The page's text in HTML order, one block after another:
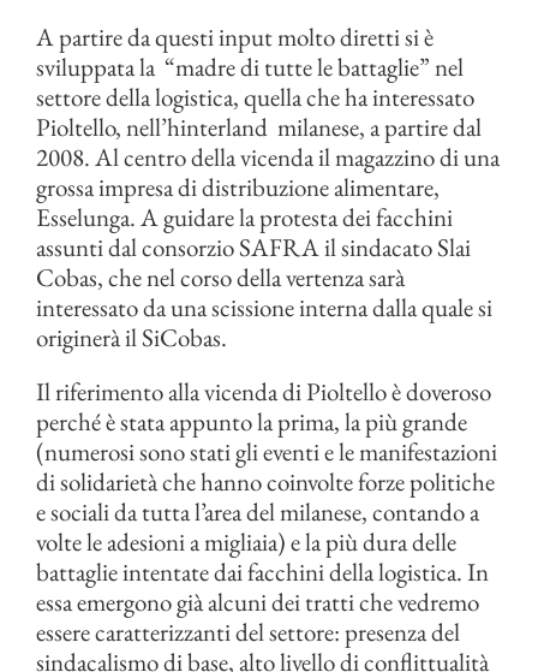
A partire da questi input molto diretti si è
sviluppata la “madre di tutte le battaglie” nel
settore della logistica, quella che ha interessato
Pioltello, nell’hinterland milanese, a partire dal
2008. Al centro della vicenda il magazzino di una
grossa impresa di distribuzione alimentare,
Esselunga. A guidare la protesta dei facchini
assunti dal consorzio SAFRA il sindacato Slai
Cobas, che nel corso della vertenza sarà
interessato da una scissione interna dalla quale si
originerà il SiCobas.
Il riferimento alla vicenda di Pioltello è doveroso
perché è stata appunto la prima, la più grande
(numerosi sono stati gli eventi e le manifestazioni
di solidarietà che hanno coinvolte forze politiche
e sociali da tutta l’area del milanese, contando a
volte le adesioni a migliaia) e la più dura delle
battaglie intentate dai facchini della logistica. In
essa emergono già alcuni dei tratti che vedremo
essere caratterizzanti del settore: presenza del
sindacalismo di base, alto livello di conflittualità